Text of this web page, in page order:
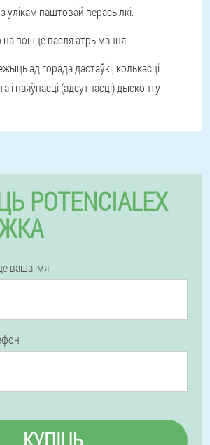
улікам паштовай перасылкі.
на пошце пасля атрымання.
ад горада дастаўкі, колькасці
і наяўнасці (адсутнасці) дысконту -
POTENCIALEX
ваша імя
КУПІЦЬ